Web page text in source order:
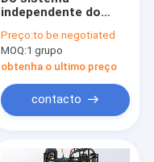
independente do
carro da
movimentação da
corda elevador de
dois níveis da
garagem de 2 cargos
Preço:to be negotiated
MOQ:1 grupo
obtenha o ultimo preço
contacto